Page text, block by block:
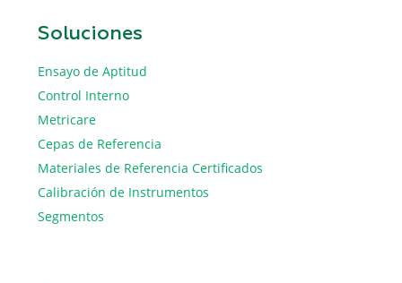
Soluciones
Ensayo de Aptitud
Control Interno
Metricare
Cepas de Referencia
Materiales de Referencia Certificados
Calibración de Instrumentos
Segmentos